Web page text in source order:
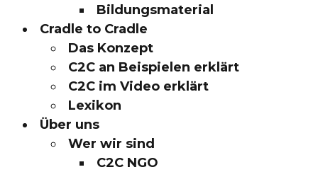
Bildungsmaterial
Cradle to Cradle
Das Konzept
C2C an Beispielen erklärt
C2C im Video erklärt
Lexikon
Über uns
Wer wir sind
C2C NGO